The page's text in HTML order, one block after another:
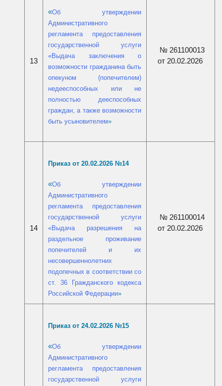
13
«Об утверждении
Административного
регламента предоставления
государственной услуги
«Выдача заключения о
возможности гражданина быть
опекуном (попечителем)
недееспособных или не
полностью дееспособных
граждан, а также возможности
быть усыновителем»
№ 261100013
от 20.02.2026
14
Приказ от 20.02.2026 №14
«Об утверждении
Административного
регламента предоставления
государственной услуги
«Выдача разрешения на
раздельное проживание
попечителей и их
несовершеннолетних
подопечных в соответствии со
ст. 36 Гражданского кодекса
Российской Федерации»
№ 261100014
от 20.02.2026
Приказ от 24.02.2026 №15
«Об утверждении
Административного
регламента предоставления
государственной услуги